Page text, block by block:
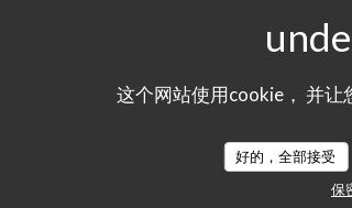
这个网站使用cookie， 并让
好的，全部接受
保